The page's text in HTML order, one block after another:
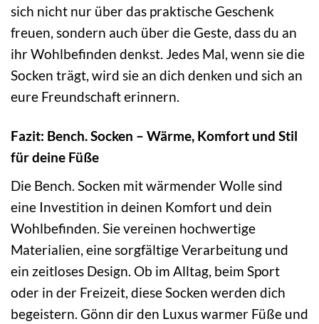
sich nicht nur über das praktische Geschenk
freuen, sondern auch über die Geste, dass du an
ihr Wohlbefinden denkst. Jedes Mal, wenn sie die
Socken trägt, wird sie an dich denken und sich an
eure Freundschaft erinnern.
Fazit: Bench. Socken – Wärme, Komfort und Stil
für deine Füße
Die Bench. Socken mit wärmender Wolle sind
eine Investition in deinen Komfort und dein
Wohlbefinden. Sie vereinen hochwertige
Materialien, eine sorgfältige Verarbeitung und
ein zeitloses Design. Ob im Alltag, beim Sport
oder in der Freizeit, diese Socken werden dich
begeistern. Gönn dir den Luxus warmer Füße und